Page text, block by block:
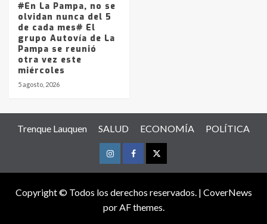
#En La Pampa, no se
olvidan nunca del 5
de cada mes# El
grupo Autovía de La
Pampa se reunió
otra vez este
miércoles
5 agosto, 2026
Trenque Lauquen SALUD ECONOMÍA POLÍTICA
InstagramFacebookTwitter
Copyright © Todos los derechos reservados. | CoverNews
por AF themes.